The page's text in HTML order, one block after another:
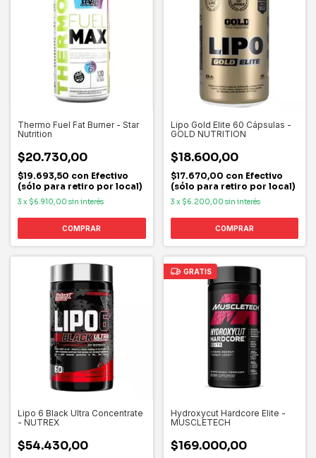
Thermo Fuel Fat Burner - Star
Nutrition
$20.730,00
$19.693,50 con Efectivo
(sólo para retiro por local)
3 x $6.910,00 sin interés
Lipo Gold Elite 60 Cápsulas -
GOLD NUTRITION
$18.600,00
$17.670,00 con Efectivo
(sólo para retiro por local)
3 x $6.200,00 sin interés
Lipo 6 Black Ultra Concentrate
- NUTREX
$54.430,00
GRATIS
Hydroxycut Hardcore Elite -
MUSCLETECH
$169.000,00